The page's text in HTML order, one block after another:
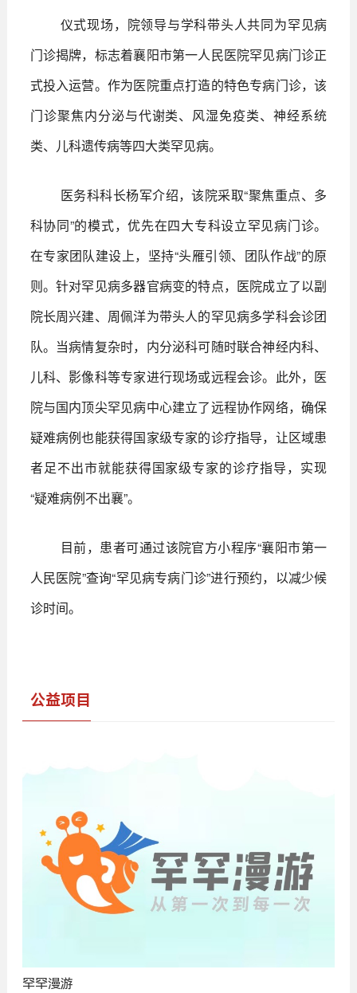
仪式现场，院领导与学科带头人共同为罕见病
门诊揭牌，标志着襄阳市第一人民医院罕见病门诊正
式投入运营。作为医院重点打造的特色专病门诊，该
门诊聚焦内分泌与代谢类、风湿免疫类、神经系统
类、儿科遗传病等四大类罕见病。
医务科科长杨军介绍，该院采取“聚焦重点、多
科协同”的模式，优先在四大专科设立罕见病门诊。
在专家团队建设上，坚持“头雁引领、团队作战”的原
则。针对罕见病多器官病变的特点，医院成立了以副
院长周兴建、周佩洋为带头人的罕见病多学科会诊团
队。当病情复杂时，内分泌科可随时联合神经内科、
儿科、影像科等专家进行现场或远程会诊。此外，医
院与国内顶尖罕见病中心建立了远程协作网络，确保
疑难病例也能获得国家级专家的诊疗指导，让区域患
者足不出市就能获得国家级专家的诊疗指导，实现
“疑难病例不出襄”。
目前，患者可通过该院官方小程序“襄阳市第一
人民医院”查询“罕见病专病门诊”进行预约，以减少候
诊时间。
公益项目
罕罕漫游